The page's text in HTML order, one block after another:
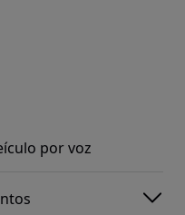
por voz